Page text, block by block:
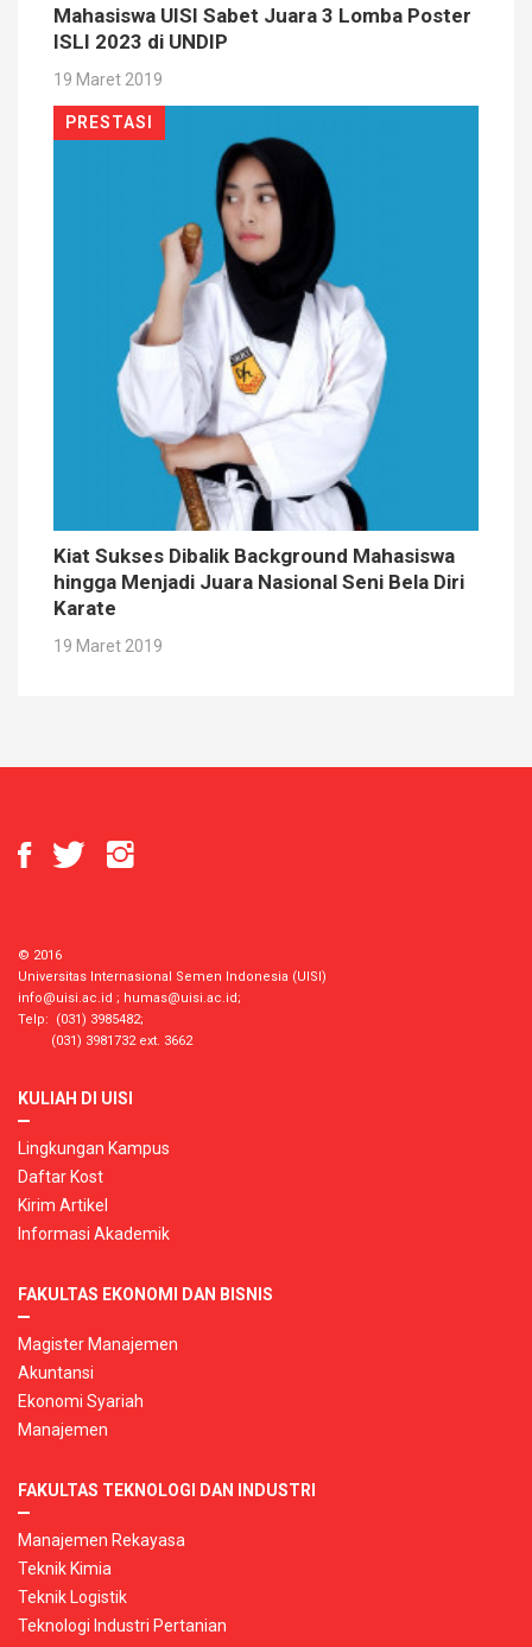
Mahasiswa UISI Sabet Juara 3 Lomba Poster
ISLI 2023 di UNDIP
19 Maret 2019
PRESTASI
Kiat Sukses Dibalik Background Mahasiswa
hingga Menjadi Juara Nasional Seni Bela Diri
Karate
19 Maret 2019
© 2016
Universitas Internasional Semen Indonesia (UISI)
info@uisi.ac.id ; humas@uisi.ac.id;
Telp: (031) 3985482;
(031) 3981732 ext. 3662
KULIAH DI UISI
Lingkungan Kampus
Daftar Kost
Kirim Artikel
Informasi Akademik
FAKULTAS EKONOMI DAN BISNIS
Magister Manajemen
Akuntansi
Ekonomi Syariah
Manajemen
FAKULTAS TEKNOLOGI DAN INDUSTRI
Manajemen Rekayasa
Teknik Kimia
Teknik Logistik
Teknologi Industri Pertanian